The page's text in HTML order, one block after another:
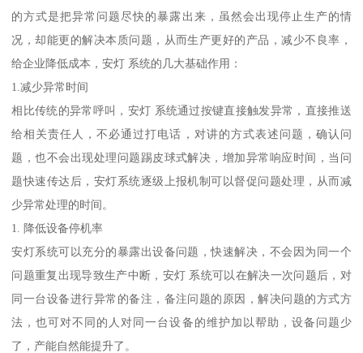
的方式是把异常问题尽快的暴露出来，虽然会出现停止生产的情
况，却能更的解决本质问题，从而生产更好的产品，减少不良率，
给企业降低成本，安灯 系统的几大基础作用：
1.减少异常时间
相比传统的异常呼叫，安灯 系统通过按键直接触发异常，直接推送
给相关责任人，不必通过打电话，对讲的方式表述问题，确认问
题，也不会出现处理问题踢皮球式解决，增加异常响应时间，当问
题快速传达后，安灯系统逐级上报机制可以督促问题处理，从而减
少异常处理的时间。
1. 降低设备停机率
安灯系统可以充分的暴露出设备问题，快速解决，不会因为同一个
问题重复出现导致生产中断，安灯 系统可以在解决一次问题后，对
同一台设备进行异常的备注，备注问题的原因，解决问题的方式方
法，也可对不同的人对同一台设备的维护加以帮助，设备问题少
了，产能自然能提升了。